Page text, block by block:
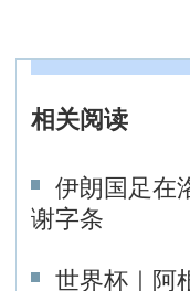
相关阅读
伊朗国足在
谢字条
世界杯｜阿